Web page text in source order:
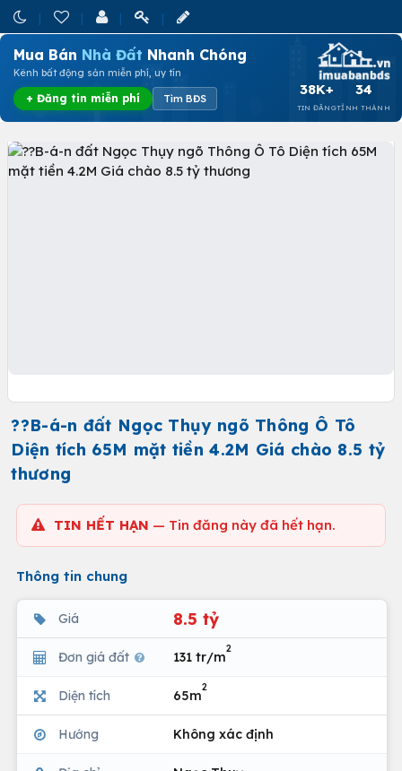
Mua Bán Nhà Đất Nhanh Chóng
Kênh bất động sản miễn phí, uy tín
+ Đăng tin miễn phí Tìm BĐS
38K+
TIN ĐĂNG
34
TỈNH THÀNH
??B-á-n đất Ngọc Thụy ngõ Thông Ô Tô
Diện tích 65M mặt tiền 4.2M Giá chào 8.5 tỷ
thương
TIN HẾT HẠN — Tin đăng này đã hết hạn.
Thông tin chung
Giá 8.5 tỷ
Đơn giá đất 131 tr/m
2
Diện tích 65m
2
Hướng Không xác định